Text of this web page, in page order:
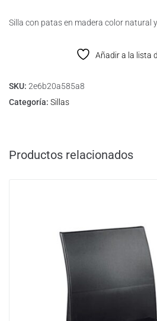
Silla con patas en madera color natural
Añadir a la lista
SKU: 2e6b20a585a8
Categoría: Sillas
Productos relacionados